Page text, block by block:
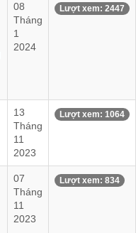
08
Tháng
1
2024
Lượt xem: 2447
13
Tháng
11
2023
Lượt xem: 1064
07
Tháng
11
2023
Lượt xem: 834